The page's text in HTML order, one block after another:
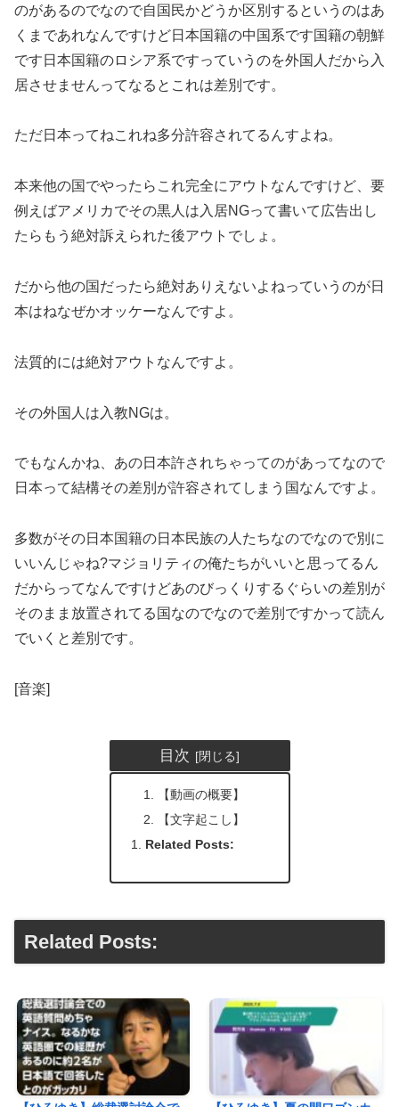
のがあるのでなので自国民かどうか区別するというのはあ
くまであれなんですけど日本国籍の中国系です国籍の朝鮮
です日本国籍のロシア系ですっていうのを外国人だから入
居させませんってなるとこれは差別です。
ただ日本ってねこれね多分許容されてるんすよね。
本来他の国でやったらこれ完全にアウトなんですけど、要
例えばアメリカでその黒人は入居NGって書いて広告出し
たらもう絶対訴えられた後アウトでしょ。
だから他の国だったら絶対ありえないよねっていうのが日
本はねなぜかオッケーなんですよ。
法質的には絶対アウトなんですよ。
その外国人は入教NGは。
でもなんかね、あの日本許されちゃってのがあってなので
日本って結構その差別が許容されてしまう国なんですよ。
多数がその日本国籍の日本民族の人たちなのでなので別に
いいんじゃね?マジョリティの俺たちがいいと思ってるん
だからってなんですけどあのびっくりするぐらいの差別が
そのまま放置されてる国なのでなので差別ですかって読ん
でいくと差別です。
[音楽]
目次
【動画の概要】
【文字起こし】
Related Posts:
Related Posts: